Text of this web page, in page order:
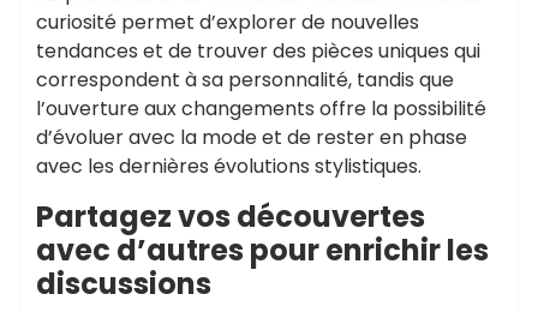
curiosité permet d’explorer de nouvelles
tendances et de trouver des pièces uniques qui
correspondent à sa personnalité, tandis que
l’ouverture aux changements offre la possibilité
d’évoluer avec la mode et de rester en phase
avec les dernières évolutions stylistiques.
Partagez vos découvertes
avec d’autres pour enrichir les
discussions